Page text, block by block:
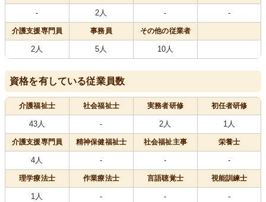
- 2人 - -
介護支援専門員 事務員 その他の従業者
2人 5人 10人
資格を有している従業員数
介護福祉士 社会福祉士 実務者研修 初任者研修
43人 - 2人 1人
介護支援専門員 精神保健福祉士 社会福祉主事 栄養士
4人 - - -
理学療法士 作業療法士 言語聴覚士 視能訓練士
1人 - - -